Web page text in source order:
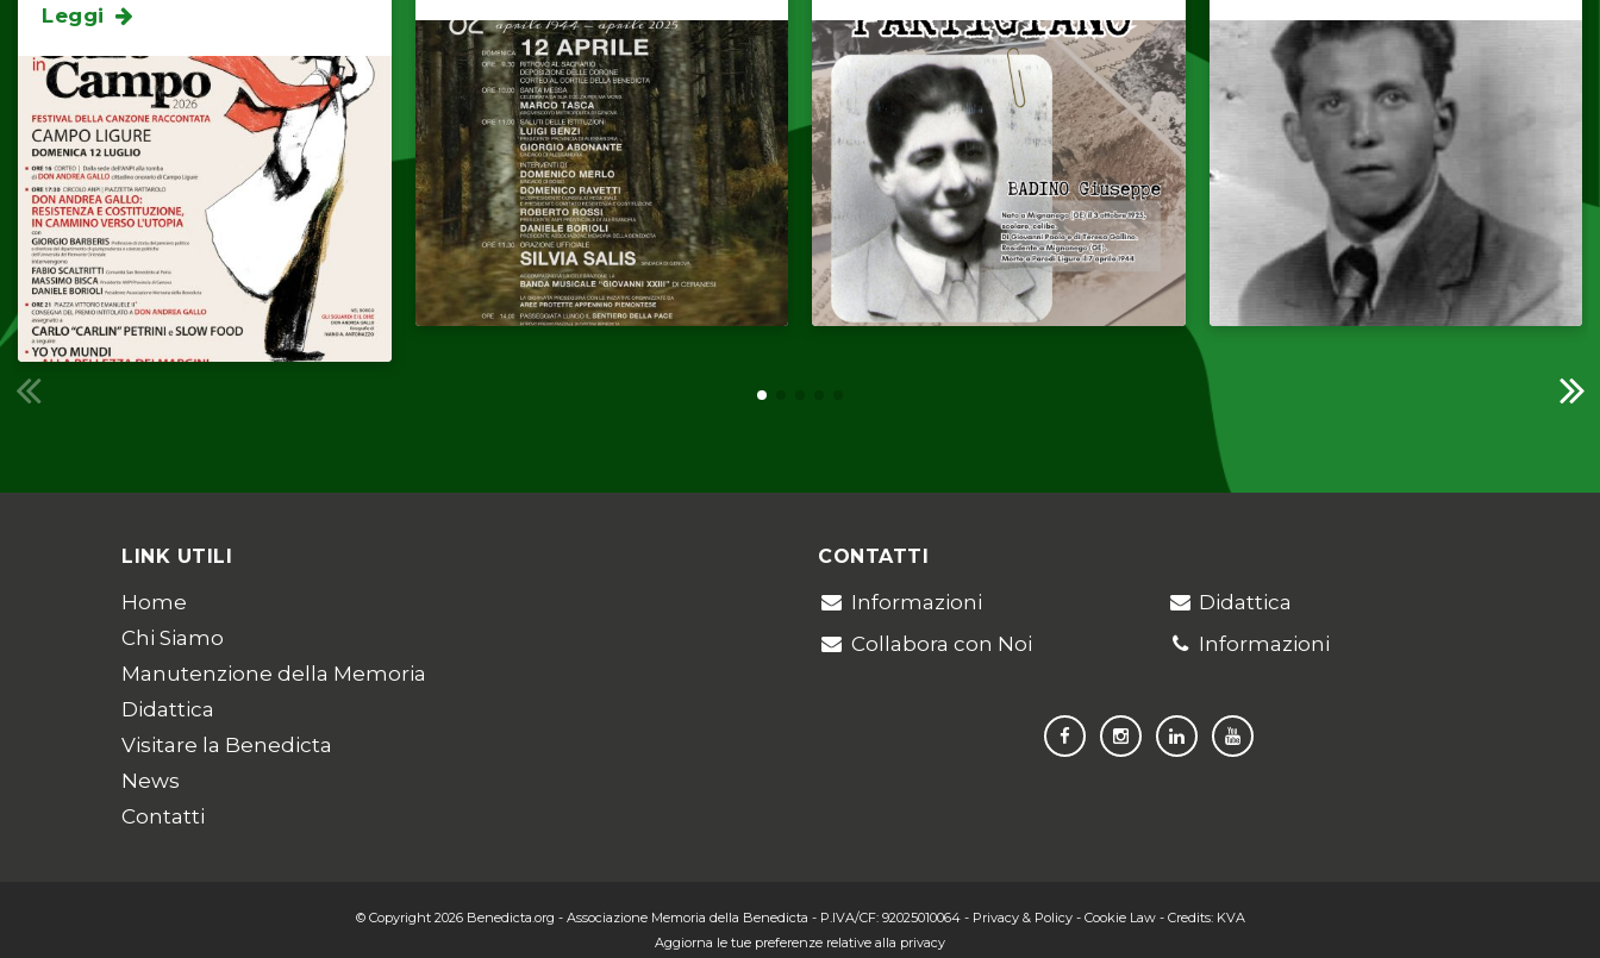
Leggi
LINK UTILI
Home
Chi Siamo
Manutenzione della Memoria
Didattica
Visitare la Benedicta
News
Contatti
CONTATTI
Informazioni
Collabora con Noi
Didattica
Informazioni
© Copyright 2026 Benedicta.org - Associazione Memoria della Benedicta - P.IVA/CF: 92025010064 - Privacy & Policy- Cookie Law -Credits: KVA
Aggiorna le tue preferenze relative alla privacy